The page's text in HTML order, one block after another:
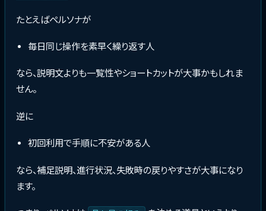
たとえばペルソナが
毎日同じ操作を素早く繰り返す人
なら、説明文よりも一覧性やショートカットが大事かもしれま
せん。
逆に
初回利用で手順に不安がある人
なら、補足説明、進行状況、失敗時の戻りやすさが大事になり
ます。